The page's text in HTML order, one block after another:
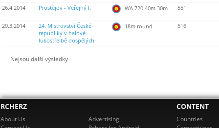
26.4.2014 Prostějov - Veřejný I. WA 720 40m 30m 551
29.3.2014
24. Mistrovství České
republiky v halové
lukostřelbě dospělých
18m round 516
Nejsou další výsledky
RCHERZ
About Us
Advertising
CONTENT
Countries